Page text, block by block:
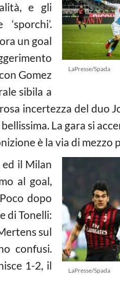
LaPresse/Spada
e gli
un goal
Gomez
sibila a
incertezza del duo
La gara si
è la via di mezzo
LaPresse/Spada
il Milan
al goal,
dopo
di Tonelli:
sul
confusi.
1-2, il